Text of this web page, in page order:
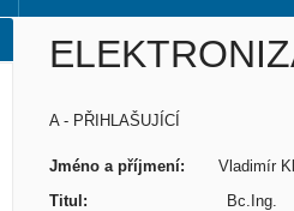
A - PŘIHLAŠUJÍCÍ
Jméno a příjmení: Vladimír
Titul: Bc.Ing.